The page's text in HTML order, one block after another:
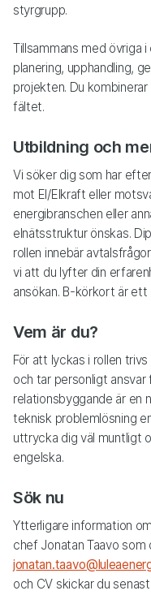
styrgrupp.
Tillsammans med övriga
planering, upphandling,
projekten. Du
fältet.
Utbildning och
Vi söker dig som har
mot El/Elkraft eller
energibranschen eller
elnätsstruktur önskas.
rollen innebär
vi att du lyfter din
ansökan. B-körkort är ett
Vem är du?
För att lyckas i rollen
och tar personligt
relationsbyggande är en
teknisk problemlösning
uttrycka dig väl muntligt
engelska.
Sök nu
Ytterligare information
chef Jonatan Taavo som
och CV skickar du senast